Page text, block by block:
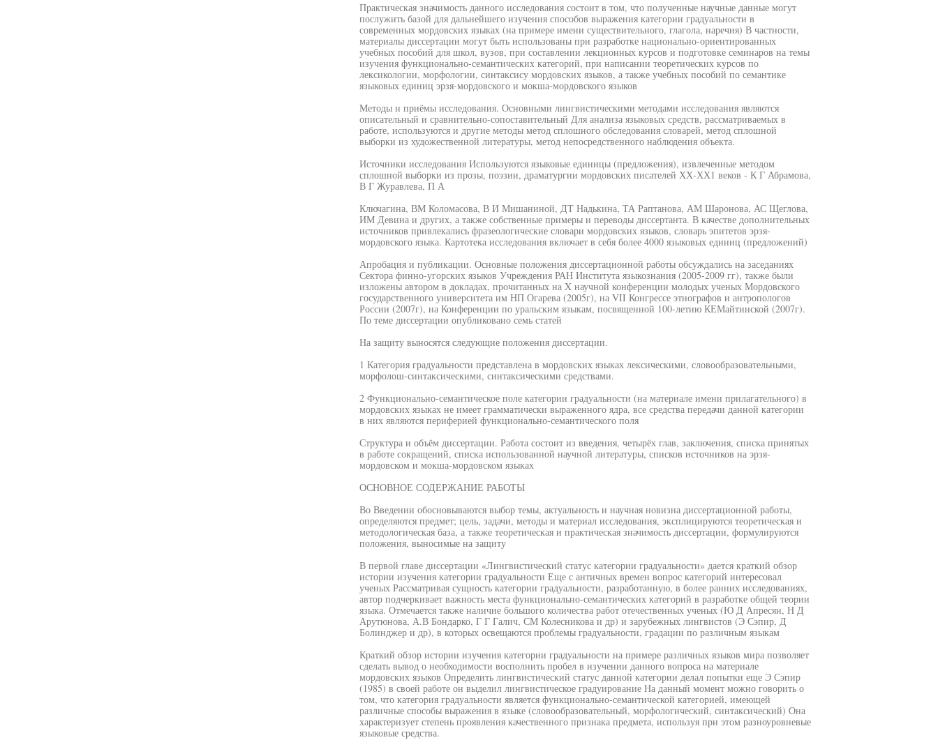
Практическая значимость данного исследования состоит в том, что полученные научные данные могут
послужить базой для дальнейшего изучения способов выражения категории градуальности в
современных мордовских языках (на примере имени существительного, глагола, наречия) В частности,
материалы диссертации могут быть использованы при разработке национально-ориентированных
учебных пособий для школ, вузов, при составлении лекционных курсов и подготовке семинаров на темы
изучения функционально-семантических категорий, при написании теоретических курсов по
лексикологии, морфологии, синтаксису мордовских языков, а также учебных пособий по семантике
языковых единиц эрзя-мордовского и мокша-мордовского языков
Методы н приёмы исследования. Основными лингвистическими методами исследования являются
описательный и сравнительно-сопоставительный Для анализа языковых средств, рассматриваемых в
работе, используются и другие методы метод сплошного обследования словарей, метод сплошной
выборки из художественной литературы, метод непосредственного наблюдения объекта.
Источники исследования Используются языковые единицы (предложения), извлеченные методом
сплошной выборки из прозы, поэзии, драматургии мордовских писателей ХХ-ХХ1 веков - К Г Абрамова,
В Г Журавлева, П А
Ключагина, ВМ Коломасова, В И Мишаниной, ДТ Надькина, ТА Раптанова, АМ Шаронова, АС Щеглова,
ИМ Девина и других, а также собственные примеры и переводы диссертанта. В качестве дополнительных
источников привлекались фразеологические словари мордовских языков, словарь эпитетов эрзя-
мордовского языка. Картотека исследования включает в себя более 4000 языковых единиц (предложений)
Апробация и публикации. Основные положения диссертационной работы обсуждались на заседаниях
Сектора финно-угорских языков Учреждения РАН Института языкознания (2005-2009 гг), также были
изложены автором в докладах, прочитанных на X научной конференции молодых ученых Мордовского
государственного университета им НП Огарева (2005г), на VII Конгрессе этнографов и антропологов
России (2007г), на Конференции по уральским языкам, посвященной 100-летию КЕМайтинской (2007г).
По теме диссертации опубликовано семь статей
На защиту выносятся следующие положения диссертации.
1 Категория градуальности представлена в мордовских языках лексическими, словообразовательными,
морфолош-синтаксическими, синтаксическими средствами.
2 Функционально-семантическое поле категории градуальности (на материале имени прилагательного) в
мордовских языках не имеет грамматически выраженного ядра, все средства передачи данной категории
в них являются периферией функционально-семантического поля
Структура и объём диссертации. Работа состоит из введения, четырёх глав, заключения, списка принятых
в работе сокращений, списка использованной научной литературы, списков источников на эрзя-
мордовском и мокша-мордовском языках
ОСНОВНОЕ СОДЕРЖАНИЕ РАБОТЫ
Во Введении обосновываются выбор темы, актуальность и научная новизна диссертационной работы,
определяются предмет; цель, задачи, методы и материал исследования, эксплицируются теоретическая и
методологическая база, а также теоретическая и практическая значимость диссертации, формулируются
положения, выносимые на защиту
В первой главе диссертации «Лингвистический статус категории градуальности» дается краткий обзор
истории изучения категории градуальности Еще с античных времен вопрос категорий интересовал
ученых Рассматривая сущность категории градуальности, разработанную, в более ранних исследованиях,
автор подчеркивает важность места функционально-семантических категорий в разработке общей теории
языка. Отмечается также наличие большого количества работ отечественных ученых (Ю Д Апресян, Н Д
Арутюнова, А.В Бондарко, Г Г Галич, СМ Колесникова и др) и зарубежных лингвистов (Э Сэпир, Д
Болинджер и др), в которых освещаются проблемы градуальности, градации по различным языкам
Краткий обзор истории изучения категории градуальности на примере различных языков мира позволяет
сделать вывод о необходимости восполнить пробел в изучении данного вопроса на материале
мордовских языков Определить лингвистический статус данной категории делал попытки еще Э Сэпир
(1985) в своей работе он выделил лингвистическое градуирование На данный момент можно говорить о
том, что категория градуальности является функционально-семантической категорией, имеющей
различные способы выражения в языке (словообразовательный, морфологический, синтаксический) Она
характеризует степень проявления качественного признака предмета, используя при этом разноуровневые
языковые средства.